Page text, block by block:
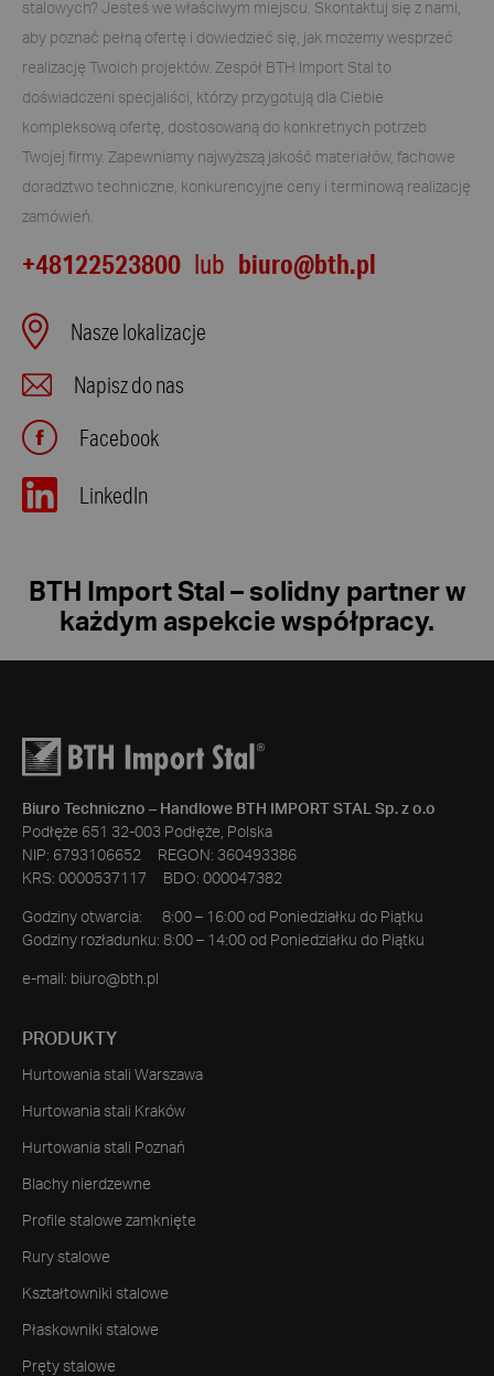
stalowych? Jesteś we właściwym miejscu. Skontaktuj się z nami,
aby poznać pełną ofertę i dowiedzieć się, jak możemy wesprzeć
realizację Twoich projektów. Zespół BTH Import Stal to
doświadczeni specjaliści, którzy przygotują dla Ciebie
kompleksową ofertę, dostosowaną do konkretnych potrzeb
Twojej firmy. Zapewniamy najwyższą jakość materiałów, fachowe
doradztwo techniczne, konkurencyjne ceny i terminową realizację
zamówień.
+48122523800 lub biuro@bth.pl
Nasze lokalizacje
Napisz do nas
Facebook
LinkedIn
BTH Import Stal – solidny partner w
każdym aspekcie współpracy.
Biuro Techniczno – Handlowe BTH IMPORT STAL Sp. z o.o
Podłęże 651 32-003 Podłęże, Polska
NIP: 6793106652 REGON: 360493386
KRS: 0000537117 BDO: 000047382
Godziny otwarcia: 8:00 – 16:00 od Poniedziałku do Piątku
Godziny rozładunku: 8:00 – 14:00 od Poniedziałku do Piątku
e-mail: biuro@bth.pl
PRODUKTY
Hurtowania stali Warszawa
Hurtowania stali Kraków
Hurtowania stali Poznań
Blachy nierdzewne
Profile stalowe zamknięte
Rury stalowe
Kształtowniki stalowe
Płaskowniki stalowe
Pręty stalowe